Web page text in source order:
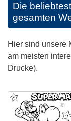
Die
gesamten
Hier sind unsere
am meisten
Drucke).